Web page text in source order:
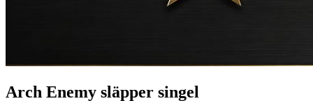
Arch Enemy släpper singel